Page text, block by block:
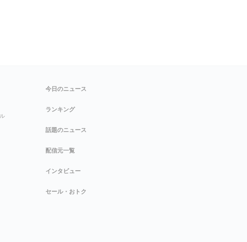
今日のニュース
ランキング
話題のニュース
配信元一覧
インタビュー
セール・おトク